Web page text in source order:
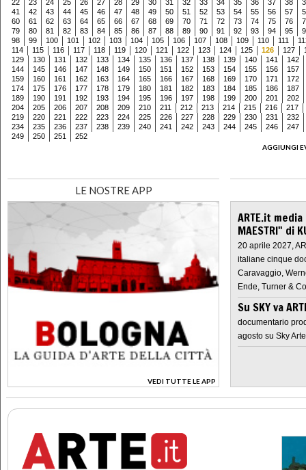
22 23 24 25 26 27 28 29 30 31 32 33 34 35 36 37 38
41
42 43 44 45 46 47 48 49 50 51 52 53 54 55 56 57
60
61 62 63 64 65 66 67 68 69 70 71 72 73 74 75 76
79
80 81 82 83 84 85 86 87 88 89 90 91 92 93 94 95
98
99 100 101 102 103 104 105 106 107 108 109 110 111
114
115 116 117 118 119 120 121 122 123 124 125 126 127
129
130 131 132 133 134 135 136 137 138 139 140 141
142
144
145 146 147 148 149 150 151 152 153 154 155 156
157
159
160 161 162 163 164 165 166 167 168 169 170 171
172
174
175 176 177 178 179 180 181 182 183 184 185 186
187
189
190 191 192 193 194 195 196 197 198 199 200 201
202
204
205 206 207 208 209 210 211 212 213 214 215 216
217
219
220 221 222 223 224 225 226 227 228 229 230 231
232
234
235 236 237 238 239 240 241 242 243 244 245 246
247
249
250 251
252
AGGIUNGI
LE NOSTRE APP
VEDI TUTTE LE APP
>
ARTE.it
MAESTRI" di
20 aprile 2027,
italiane cinque
Caravaggio,
Ende, Turner &
Su SKY va
documentario
agosto su Sky Arte